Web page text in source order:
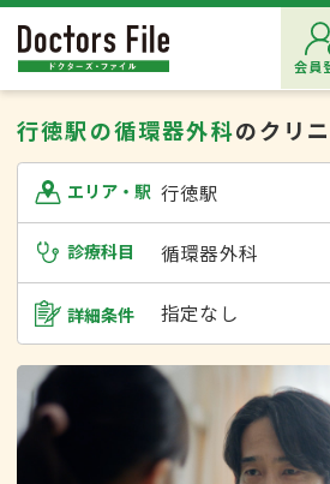
会員
行徳駅の循環器外科のクリ
エリア・駅 行徳駅
診療科目 循環器外科
詳細条件 指定なし